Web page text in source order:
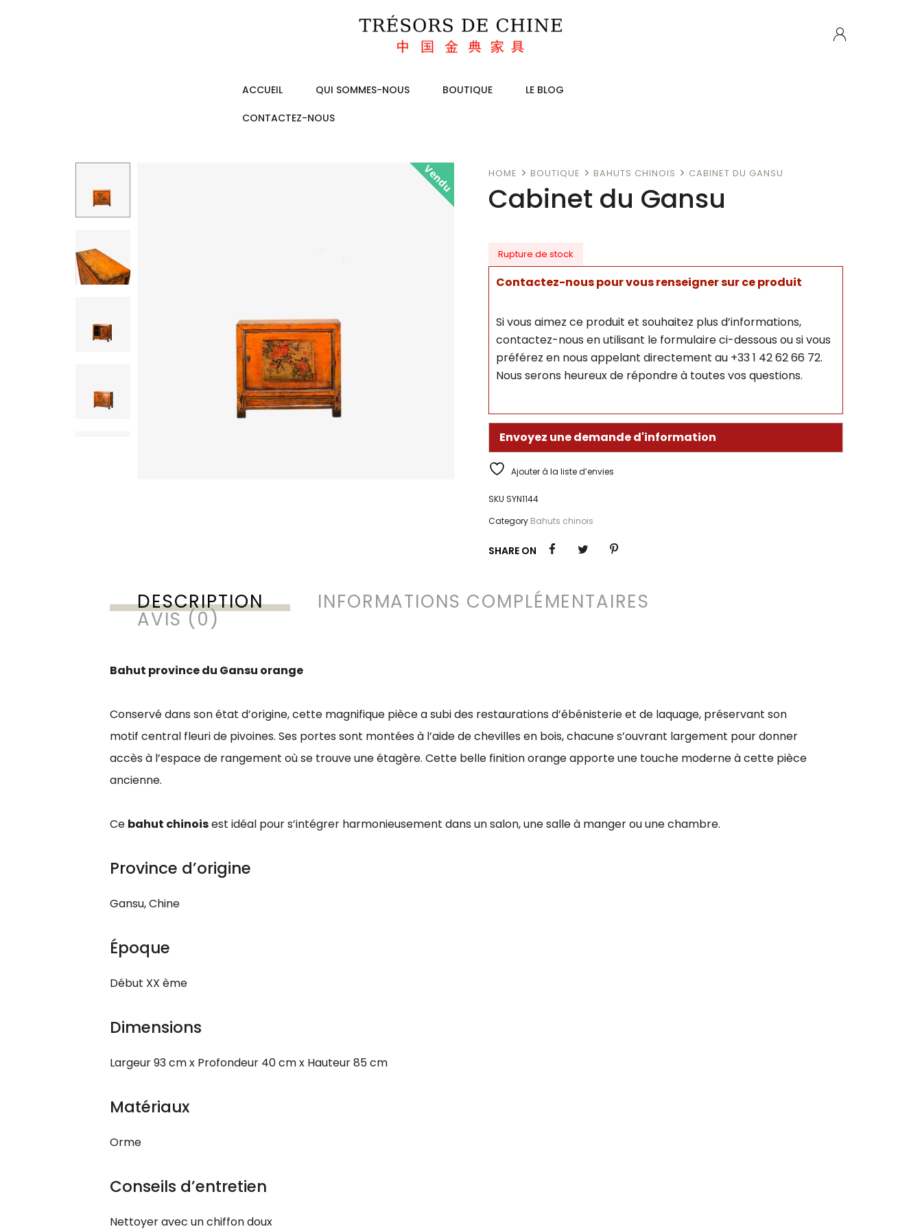
ACCUEIL QUI SOMMES-NOUS BOUTIQUE LE BLOG
CONTACTEZ-NOUS
Vendu HOME BOUTIQUE BAHUTS CHINOIS CABINET DU GANSU
Cabinet du Gansu
Rupture de stock
Contactez-nous pour vous renseigner sur ce produit
Si vous aimez ce produit et souhaitez plus d’informations,
contactez-nous en utilisant le formulaire ci-dessous ou si vous
préférez en nous appelant directement au +33 1 42 62 66 72.
Nous serons heureux de répondre à toutes vos questions.
Envoyez une demande d'information
Ajouter à la liste d’envies
SKU SYN1144
Category Bahuts chinois
SHARE ON
DESCRIPTION INFORMATIONS COMPLÉMENTAIRES
AVIS (0)
Bahut province du Gansu orange
Conservé dans son état d’origine, cette magnifique pièce a subi des restaurations d’ébénisterie et de laquage, préservant son
motif central fleuri de pivoines. Ses portes sont montées à l’aide de chevilles en bois, chacune s’ouvrant largement pour donner
accès à l’espace de rangement où se trouve une étagère. Cette belle finition orange apporte une touche moderne à cette pièce
ancienne.
Ce bahut chinoisest idéal pour s’intégrer harmonieusement dans un salon, une salle à manger ou une chambre.
Province d’origine
Gansu, Chine
Époque
Début XX ème
Dimensions
Largeur 93 cm x Profondeur 40 cm x Hauteur 85 cm
Matériaux
Orme
Conseils d’entretien
Nettoyer avec un chiffon doux